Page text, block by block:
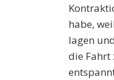
habe,
lagen
die Fahrt